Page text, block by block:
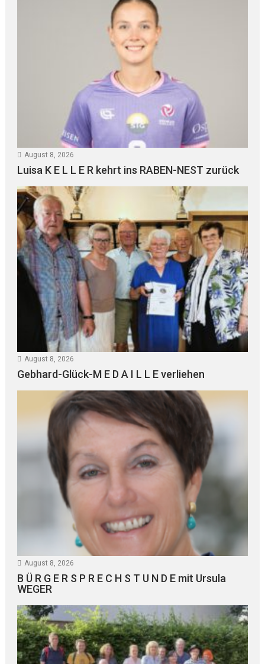
August 8, 2026
Luisa K E L L E R kehrt ins RABEN-NEST zurück
August 8, 2026
Gebhard-Glück-M E D A I L L E verliehen
August 8, 2026
B Ü R G E R S P R E C H S T U N D E mit Ursula
WEGER